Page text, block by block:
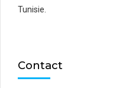
Tunisie.
Contact